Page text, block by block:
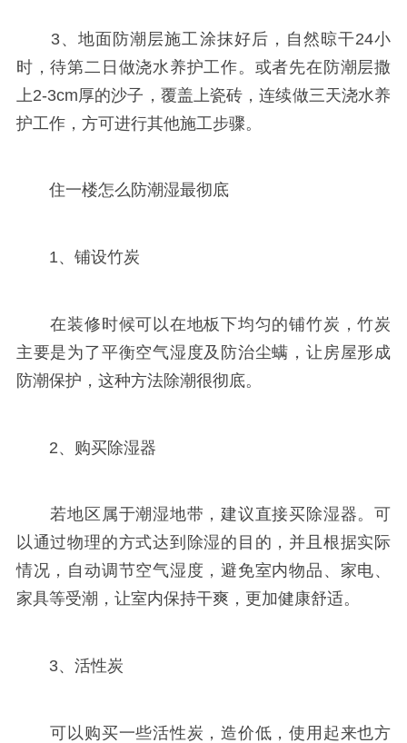
3、地面防潮层施工涂抹好后，自然晾干24小
时，待第二日做浇水养护工作。或者先在防潮层撒
上2-3cm厚的沙子，覆盖上瓷砖，连续做三天浇水养
护工作，方可进行其他施工步骤。
住一楼怎么防潮湿最彻底
1、铺设竹炭
在装修时候可以在地板下均匀的铺竹炭，竹炭
主要是为了平衡空气湿度及防治尘螨，让房屋形成
防潮保护，这种方法除潮很彻底。
2、购买除湿器
若地区属于潮湿地带，建议直接买除湿器。可
以通过物理的方式达到除湿的目的，并且根据实际
情况，自动调节空气湿度，避免室内物品、家电、
家具等受潮，让室内保持干爽，更加健康舒适。
3、活性炭
可以购买一些活性炭，造价低，使用起来也方